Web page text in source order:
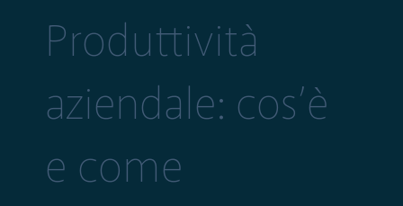
Produttività
aziendale: cos’è
e come